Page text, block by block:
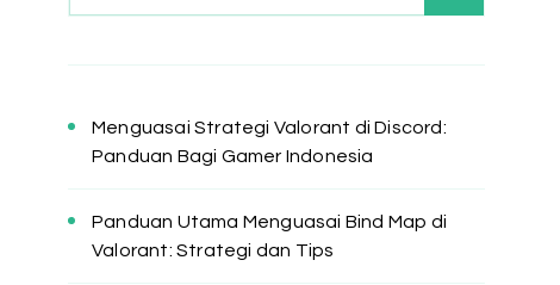
Menguasai Strategi Valorant di Discord:
Panduan Bagi Gamer Indonesia
Panduan Utama Menguasai Bind Map di
Valorant: Strategi dan Tips